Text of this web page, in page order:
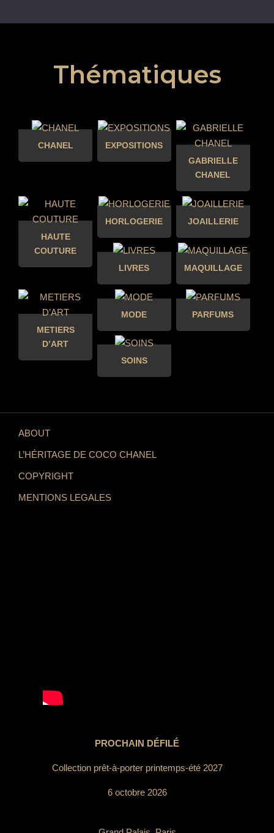
Thématiques
CHANEL
EXPOSITIONS
GABRIELLE
CHANEL
HAUTE
COUTURE
HORLOGERIE JOAILLERIE
LIVRES MAQUILLAGE
METIERS
D’ART
MODE PARFUMS
SOINS
ABOUT
L’HÉRITAGE DE COCO CHANEL
COPYRIGHT
MENTIONS LEGALES
PROCHAIN DÉFILÉ
Collection prêt-à-porter printemps-été 2027
6 octobre 2026